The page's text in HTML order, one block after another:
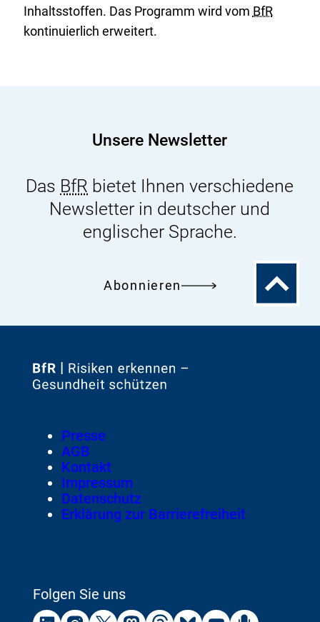
Inhaltsstoffen. Das Programm wird vom BfR
kontinuierlich erweitert.
Unsere Newsletter
Das BfR bietet Ihnen verschiedene
Newsletter in deutscher und
englischer Sprache.
Abonnieren
Zum
Zur
Footer
Meta-
Navigation
Presse
AGB
Kontakt
Impressum
Datenschutz
Erklärung zur Barrierefreiheit
Folgen Sie uns
ExternerExternerExternerExternerExternerExternerExternerExterner